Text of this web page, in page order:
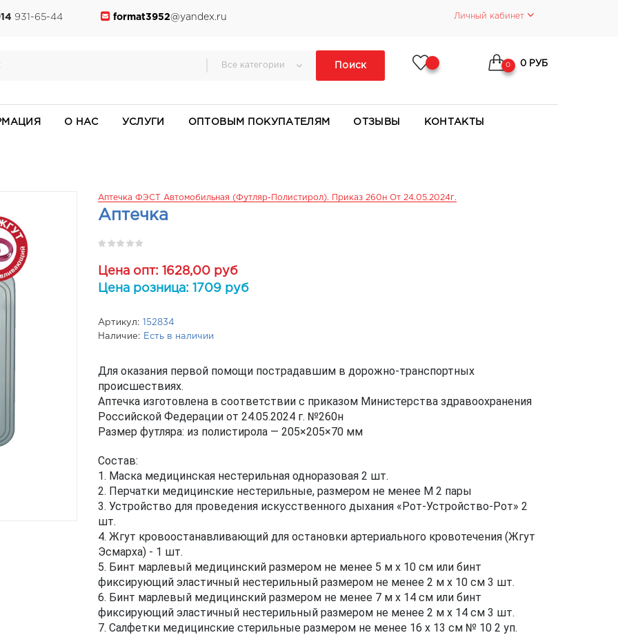
931-65-44 format3952@yandex.ru Личный кабинет
Все категории Поиск 0 0 РУБ
О НАС УСЛУГИ ОПТОВЫМ ПОКУПАТЕЛЯМ ОТЗЫВЫ КОНТАКТЫ
Аптечка ФЭСТ Автомобильная (футляр-Полистирол). Приказ 260н От 24.05.2024г.
Аптечка
Цена опт: 1628,00 руб
Цена розница: 1709 руб
Артикул:
152834
Наличие:
Есть в наличии
Для оказания первой помощи пострадавшим в дорожно-транспортных
происшествиях.
Аптечка изготовлена в соответствии с приказом Министерства здравоохранения
Российской Федерации от 24.05.2024 г. №260н
Размер футляра: из полистирола — 205×205×70 мм
Состав:
1. Маска медицинская нестерильная одноразовая 2 шт.
2. Перчатки медицинские нестерильные, размером не менее М 2 пары
3. Устройство для проведения искусственного дыхания «Рот-Устройство-Рот» 2
шт.
4. Жгут кровоостанавливающий для остановки артериального кровотечения (Жгут
Эсмарха) - 1 шт.
5. Бинт марлевый медицинский размером не менее 5 м х 10 см или бинт
фиксирующий эластичный нестерильный размером не менее 2 м х 10 см 3 шт.
6. Бинт марлевый медицинский размером не менее 7 м х 14 см или бинт
фиксирующий эластичный нестерильный размером не менее 2 м х 14 см 3 шт.
7. Салфетки медицинские стерильные размером не менее 16 х 13 см № 10 2 уп.